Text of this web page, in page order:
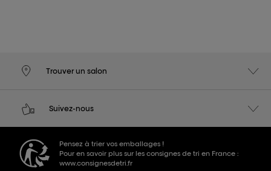
Trouver un salon
Suivez-nous
Pensez à trier vos emballages !
Pour en savoir plus sur les consignes de tri en France :
www.consignesdetri.fr